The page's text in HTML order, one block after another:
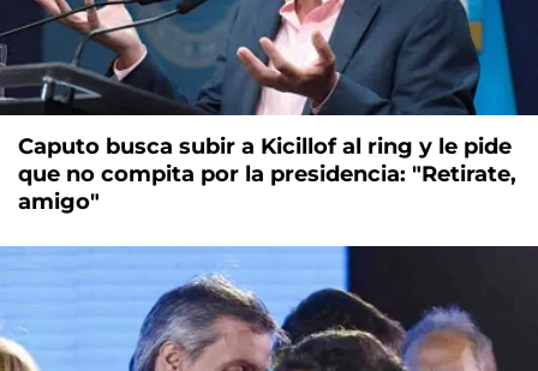
Caputo busca subir a Kicillof al ring y le pide
que no compita por la presidencia: "Retirate,
amigo"